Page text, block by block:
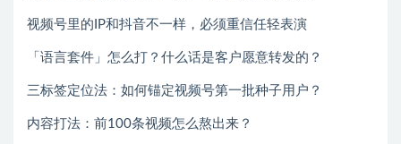
视频号里的IP和抖音不一样，必须重信任轻表演
「语言套件」怎么打？什么话是客户愿意转发的？
三标签定位法：如何锚定视频号第一批种子用户？
内容打法：前100条视频怎么熬出来？